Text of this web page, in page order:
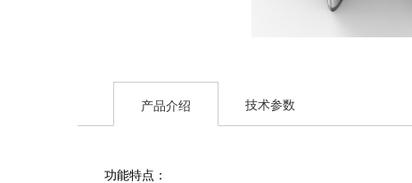
产品介绍 技术参数
功能特点：